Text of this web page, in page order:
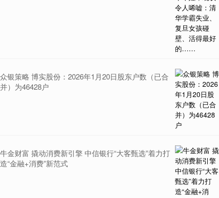
众银策略 博实股份：2026年1月20日股东户数（已合
并）为46428户
牛金财富 撬动消费新引擎 中信银行“大客甄选”着力打
造“金融+消费”新范式